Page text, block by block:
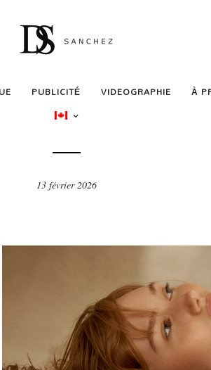
PUBLICITÉ VIDEOGRAPHIE À
BEAUTÉ
– Collection
13 février 2026